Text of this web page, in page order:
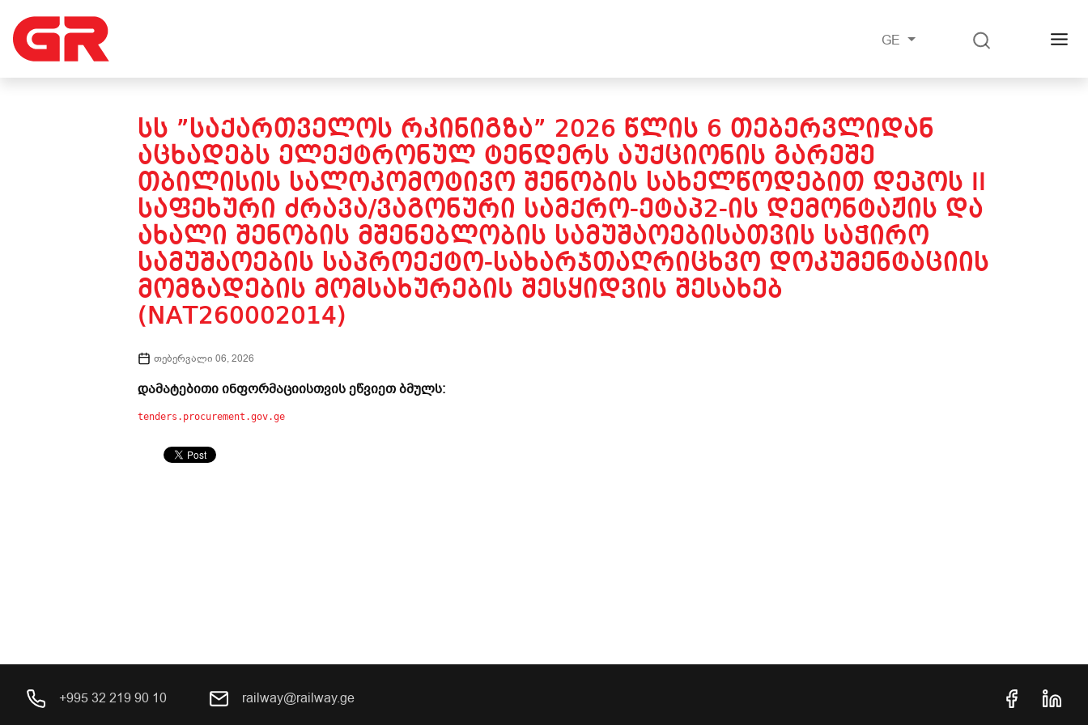
GE
ᲡᲡ ”ᲡᲐᲥᲐᲠᲗᲕᲔᲚᲝᲡ ᲠᲙᲘᲜᲘᲒᲖᲐ” 2026 ᲬᲚᲘᲡ 6 ᲗᲔᲑᲔᲠᲕᲚᲘᲓᲐᲜ
ᲐᲪᲮᲐᲓᲔᲑᲡ ᲔᲚᲔᲥᲢᲠᲝᲜᲣᲚ ᲢᲔᲜᲓᲔᲠᲡ ᲐᲣᲥᲪᲘᲝᲜᲘᲡ ᲒᲐᲠᲔᲨᲔ
ᲗᲑᲘᲚᲘᲡᲘᲡ ᲡᲐᲚᲝᲙᲝᲛᲝᲢᲘᲕᲝ ᲨᲔᲜᲝᲑᲘᲡ ᲡᲐᲮᲔᲚᲬᲝᲓᲔᲑᲘᲗ ᲓᲔᲞᲝᲡ II
ᲡᲐᲤᲔᲮᲣᲠᲘ ᲫᲠᲐᲕᲐ/ᲕᲐᲒᲝᲜᲣᲠᲘ ᲡᲐᲛᲥᲠᲝ-ᲔᲢᲐᲞ2-ᲘᲡ ᲓᲔᲛᲝᲜᲢᲐᲟᲘᲡ ᲓᲐ
ᲐᲮᲐᲚᲘ ᲨᲔᲜᲝᲑᲘᲡ ᲛᲨᲔᲜᲔᲑᲚᲝᲑᲘᲡ ᲡᲐᲛᲣᲨᲐᲝᲔᲑᲘᲡᲐᲗᲕᲘᲡ ᲡᲐᲭᲘᲠᲝ
ᲡᲐᲛᲣᲨᲐᲝᲔᲑᲘᲡ ᲡᲐᲞᲠᲝᲔᲥᲢᲝ-ᲡᲐᲮᲐᲠᲯᲗᲐᲦᲠᲘᲪᲮᲕᲝ ᲓᲝᲙᲣᲛᲔᲜᲢᲐᲪᲘᲘᲡ
ᲛᲝᲛᲖᲐᲓᲔᲑᲘᲡ ᲛᲝᲛᲡᲐᲮᲣᲠᲔᲑᲘᲡ ᲨᲔᲡᲧᲘᲓᲕᲘᲡ ᲨᲔᲡᲐᲮᲔᲑ
(NAT260002014)
თებერვალი 06, 2026
დამატებითი ინფორმაციისთვის ეწვიეთ ბმულს:
tenders.procurement.gov.ge
+995 32 219 90 10 railway@railway.ge